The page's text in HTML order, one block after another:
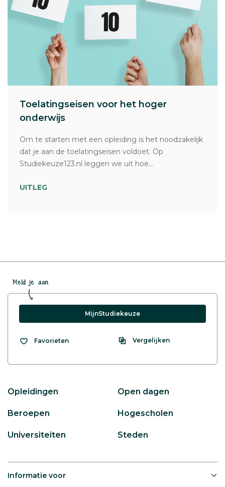
Toelatingseisen voor het hoger
onderwijs
Om te starten met een opleiding is het noodzakelijk
dat je aan de toelatingseisen voldoet. Op
Studiekeuze123.nl leggen we uit hoe...
UITLEG
Meld je aan
MijnStudiekeuze
Favorieten Vergelijken
Opleidingen Open dagen
Beroepen Hogescholen
Universiteiten Steden
Informatie voor